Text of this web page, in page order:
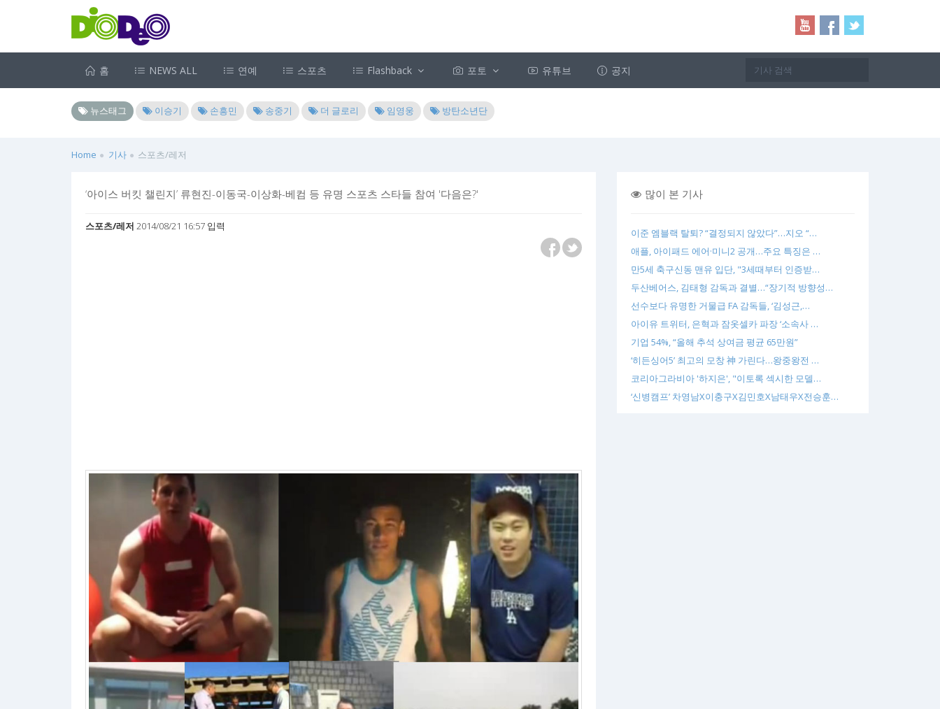
홈 NEWS ALL 연예 스포츠 Flashback 포토 유튜브 공지
뉴스태그 이승기 손흥민 송중기 더 글로리 임영웅 방탄소년단
Home 기사 스포츠/레저
‘아이스 버킷 챌린지’ 류현진-이동국-이상화-베컴 등 유명 스포츠 스타들 참여 '다음은?'
스포츠/레저 2014/08/21 16:57 입력
많이 본 기사
이준 엠블랙 탈퇴? “결정되지 않았다”…지오 “…
애플, 아이패드 에어·미니2 공개…주요 특징은 …
만5세 축구신동 맨유 입단, "3세때부터 인증받…
두산베어스, 김태형 감독과 결별…“장기적 방향성…
선수보다 유명한 거물급 FA 감독들, ‘김성근,…
아이유 트위터, 은혁과 잠옷셀카 파장 ‘소속사 …
기업 54%, “올해 추석 상여금 평균 65만원”
‘히든싱어5’ 최고의 모창 神 가린다…왕중왕전 …
코리아그라비아 '하지은', "이토록 섹시한 모델…
‘신병캠프’ 차영남X이충구X김민호X남태우X전승훈…